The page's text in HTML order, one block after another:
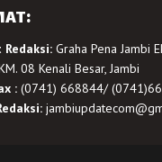
Graha Pena Jambi
08 Kenali Besar, Jambi
:(0741) 668844/